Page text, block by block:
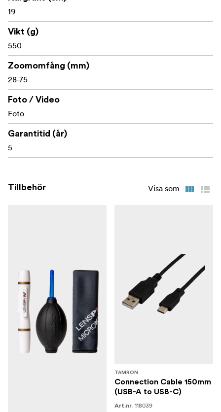
19
Vikt (g)
550
Zoomomfång (mm)
28-75
Foto / Video
Foto
Garantitid (år)
5
Tillbehör Visa som
TAMRON
Connection Cable 150mm
(USB-A to USB-C)
Art.nr. 118039